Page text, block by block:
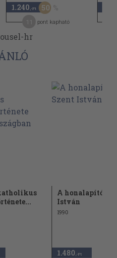
1.240 ,-Ft 50
pont kapható
A honalapító
István
1990
1.480 ,-Ft